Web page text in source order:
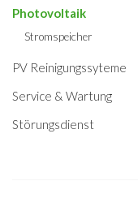
Photovoltaik
Stromspeicher
PV Reinigungssyteme
Service & Wartung
Störungsdienst